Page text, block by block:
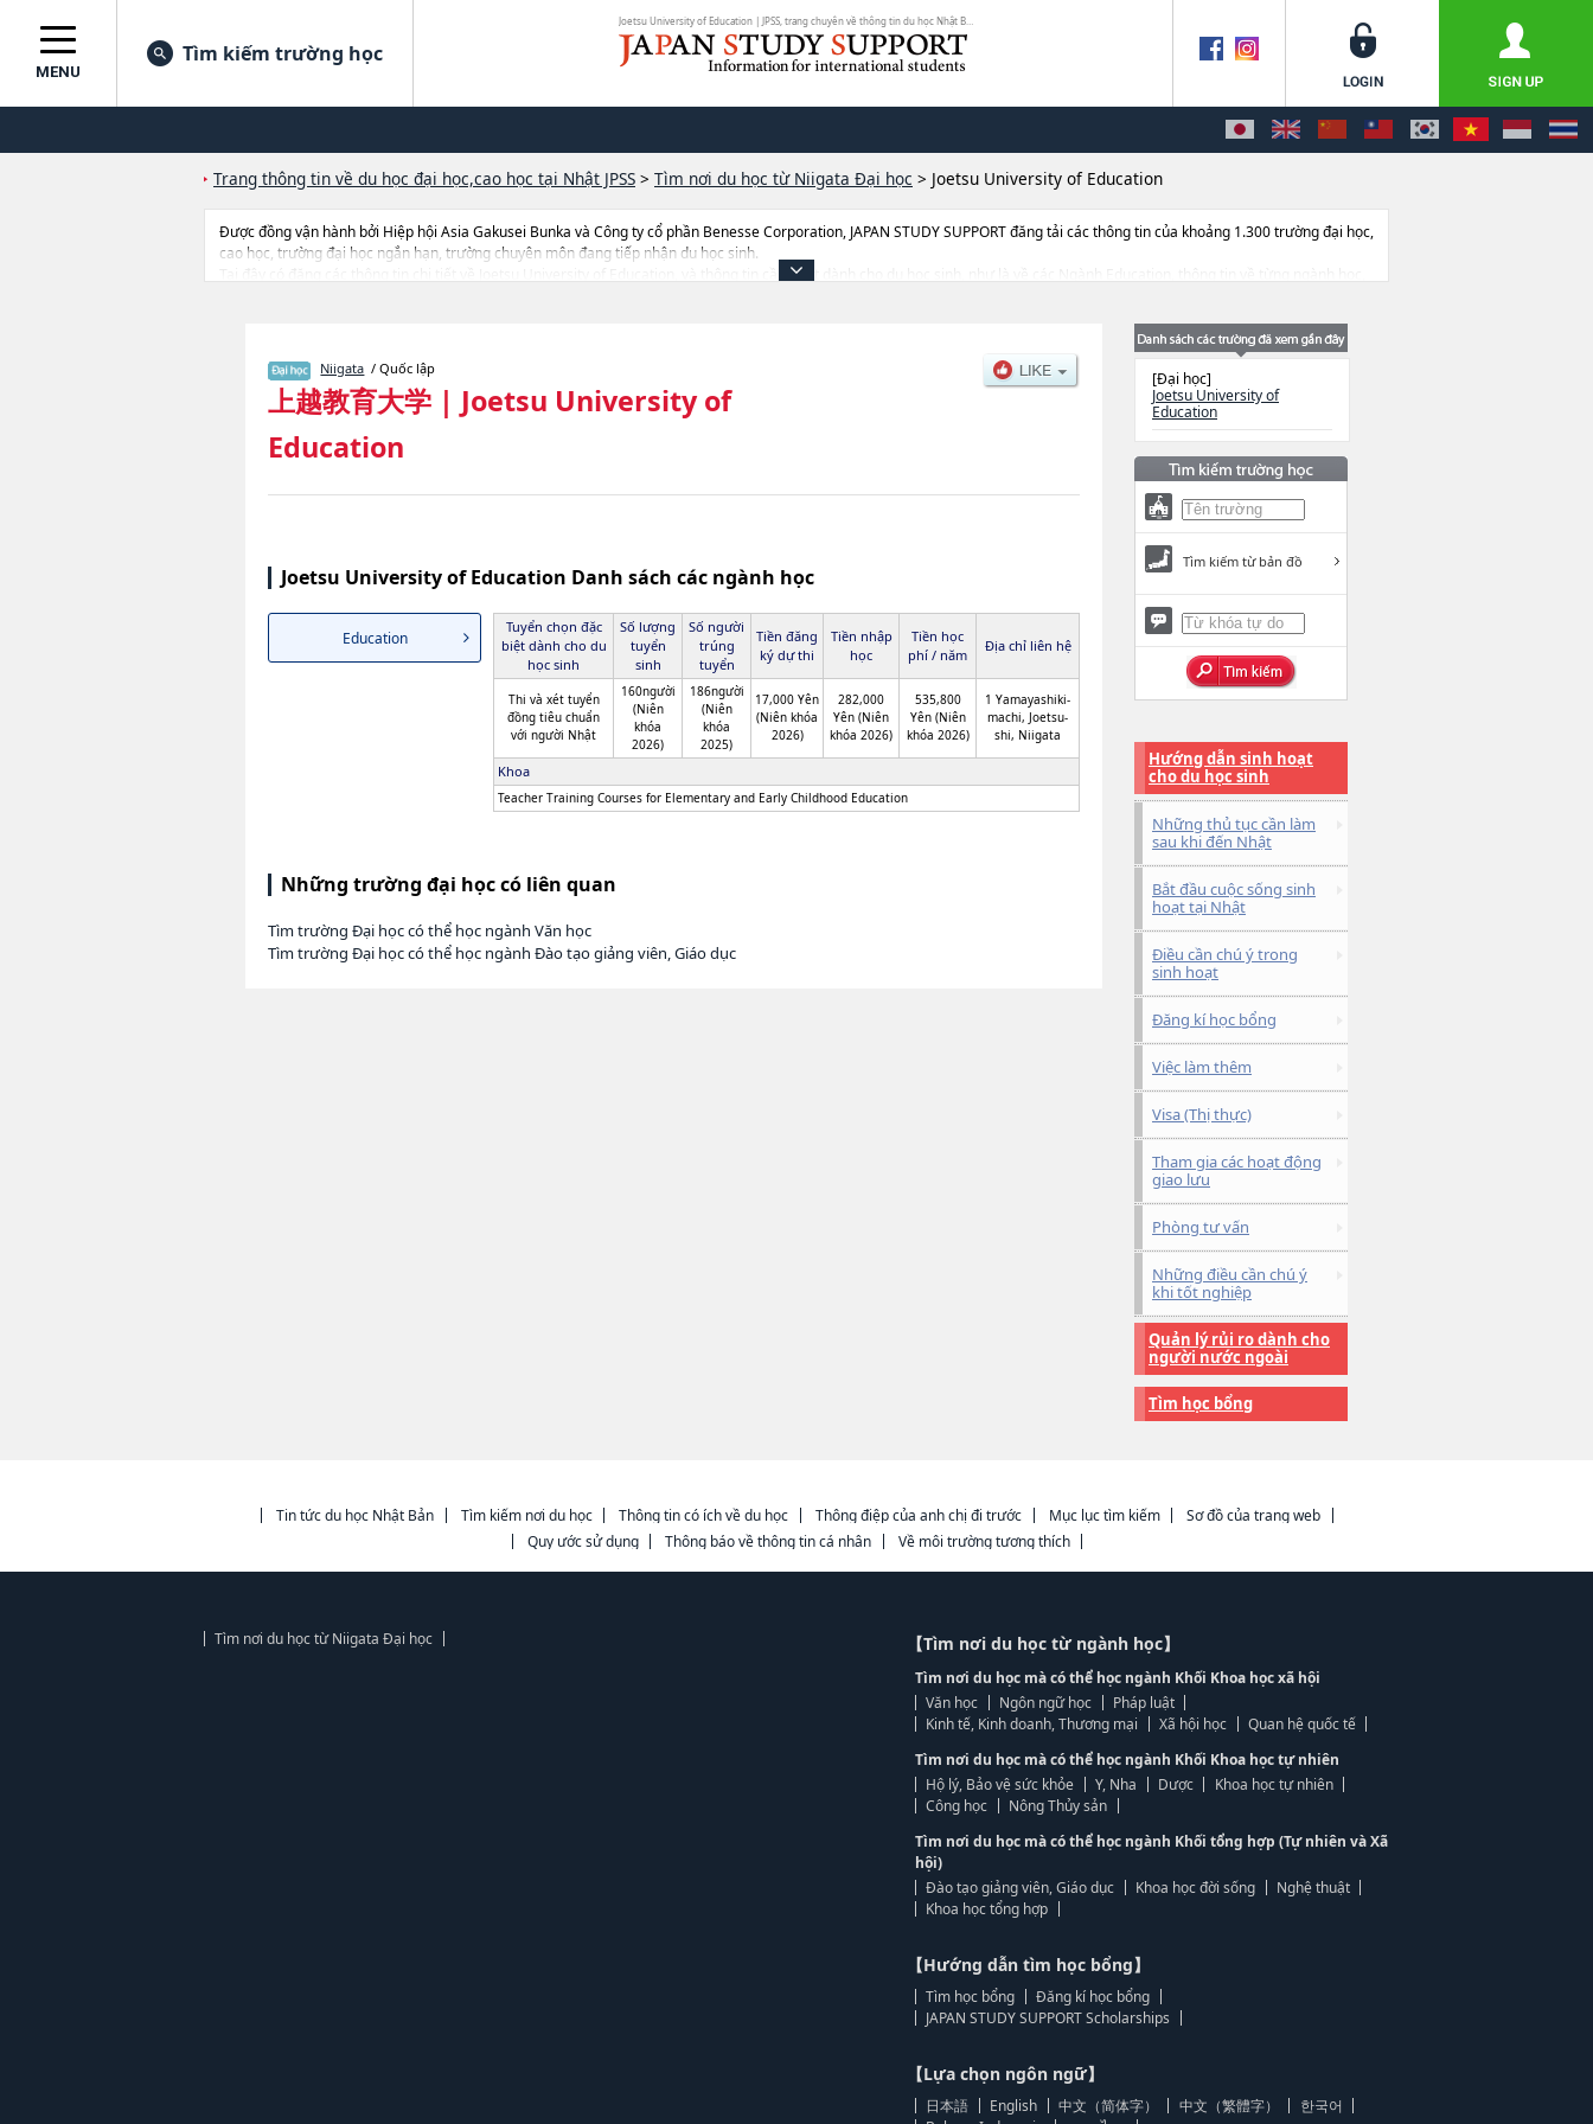
MENU
Tìm kiếm trường học
Trang thông tin về du học đại học,cao học tại Nhật JPSS > Tìm nơi du học từ Niigata Đại học > Joetsu University of Education
Được đồng vận hành bởi Hiệp hội Asia Gakusei Bunka và Công ty cổ phần Benesse Corporation, JAPAN STUDY SUPPORT đăng tải các thông tin của khoảng 1.300 trường đại học,
cao học, trường đại học ngắn hạn, trường chuyên môn đang tiếp nhận du học sinh.
Tại đây có đăng các thông tin chi tiết về Joetsu University of Education, và thông tin cần thiết dành cho du học sinh, như là về các Ngành Education, thông tin về từng ngành học,
Niigata / Quốc lập
上越教育大学 | Joetsu University of
Education
Joetsu University of Education Danh sách các ngành học
Education
Tuyển chọn đặc
biệt dành cho du
học sinh
Số lượng
tuyển
sinh
Số người
trúng
tuyển
Tiền đăng
ký dự thi
Tiền nhập
học
Tiền học
phí / năm
Địa chỉ liên hệ
Thi và xét tuyển
đồng tiêu chuẩn
với người Nhật
160người
(Niên
khóa
2026)
186người
(Niên
khóa
2025)
17,000 Yên
(Niên khóa
2026)
282,000
Yên (Niên
khóa 2026)
535,800
Yên (Niên
khóa 2026)
1 Yamayashiki-
machi, Joetsu-
shi, Niigata
Khoa
Teacher Training Courses for Elementary and Early Childhood Education
Những trường đại học có liên quan
Tìm trường Đại học có thể học ngành Văn học
Tìm trường Đại học có thể học ngành Đào tạo giảng viên, Giáo dục
[Đại học]
Joetsu University of
Education
Tìm kiếm từ bản đồ
Hướng dẫn sinh hoạt
cho du học sinh
Những thủ tục cần làm
sau khi đến Nhật
Bắt đầu cuộc sống sinh
hoạt tại Nhật
Điều cần chú ý trong
sinh hoạt
Đăng kí học bổng
Việc làm thêm
Visa (Thị thực)
Tham gia các hoạt động
giao lưu
Phòng tư vấn
Những điều cần chú ý
khi tốt nghiệp
Quản lý rủi ro dành cho
người nước ngoài
Tìm học bổng
Tin tức du học Nhật Bản Tìm kiếm nơi du học Thông tin có ích về du học Thông điệp của anh chị đi trước Mục lục tìm kiếm
Sơ đồ của trang web
Quy ước sử dụng
Thông báo về thông tin cá nhân Về môi trường tương thích
Tìm nơi du học từ Niigata Đại học 【Tìm nơi du học từ ngành học】
Tìm nơi du học mà có thể học ngành Khối Khoa học xã hội
Văn học
Ngôn ngữ học
Pháp luật
Kinh tế, Kinh doanh, Thương mại
Xã hội học
Quan hệ quốc tế
Tìm nơi du học mà có thể học ngành Khối Khoa học tự nhiên
Hộ lý, Bảo vệ sức khỏe
Y, Nha Dược
Khoa học tự nhiên
Công học
Nông Thủy sản
Tìm nơi du học mà có thể học ngành Khối tổng hợp (Tự nhiên và Xã
hội)
Đào tạo giảng viên, Giáo dục
Khoa học đời sống
Nghệ thuật
Khoa học tổng hợp
【Hướng dẫn tìm học bổng】
Tìm học bổng
Đăng kí học bổng
JAPAN STUDY SUPPORT Scholarships
【Lựa chọn ngôn ngữ】
日本語 English 中文（简体字） 中文（繁體字）
한국어